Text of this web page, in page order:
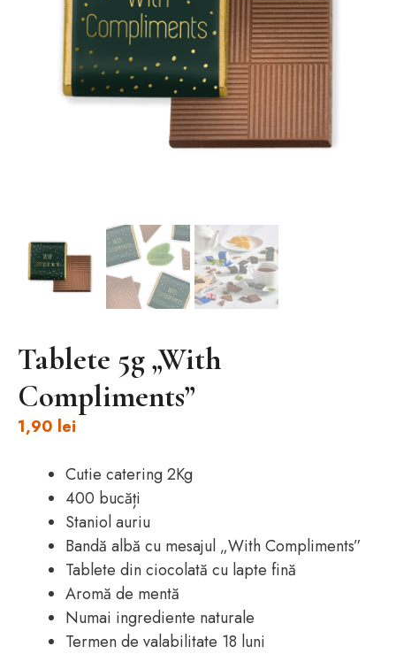
Tablete 5g „With
Compliments”
1,90 lei
Cutie catering 2Kg
400 bucăți
Staniol auriu
Bandă albă cu mesajul „With Compliments”
Tablete din ciocolată cu lapte fină
Aromă de mentă
Numai ingrediente naturale
Termen de valabilitate 18 luni